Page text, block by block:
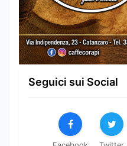
Seguici sui Social